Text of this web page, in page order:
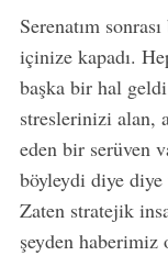
Serenatım
içinize kapadı.
başka bir hal
streslerinizi alan,
eden bir serüven
böyleydi diye
Zaten stratejik
şeyden haberimiz